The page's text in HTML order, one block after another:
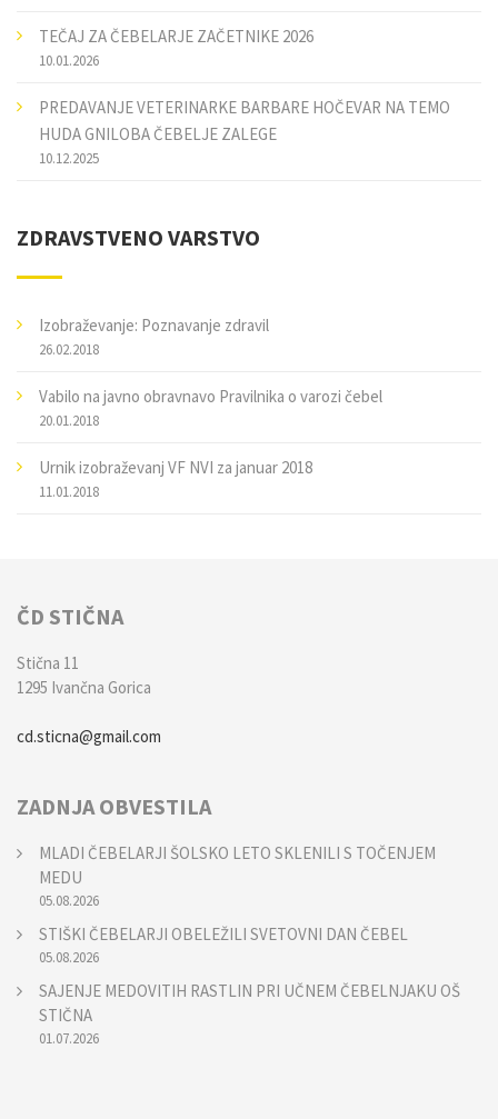
TEČAJ ZA ČEBELARJE ZAČETNIKE 2026
10.01.2026
PREDAVANJE VETERINARKE BARBARE HOČEVAR NA TEMO
HUDA GNILOBA ČEBELJE ZALEGE
10.12.2025
ZDRAVSTVENO VARSTVO
Izobraževanje: Poznavanje zdravil
26.02.2018
Vabilo na javno obravnavo Pravilnika o varozi čebel
20.01.2018
Urnik izobraževanj VF NVI za januar 2018
11.01.2018
ČD STIČNA
Stična 11
1295 Ivančna Gorica
cd.sticna@gmail.com
ZADNJA OBVESTILA
MLADI ČEBELARJI ŠOLSKO LETO SKLENILI S TOČENJEM
MEDU
05.08.2026
STIŠKI ČEBELARJI OBELEŽILI SVETOVNI DAN ČEBEL
05.08.2026
SAJENJE MEDOVITIH RASTLIN PRI UČNEM ČEBELNJAKU OŠ
STIČNA
01.07.2026